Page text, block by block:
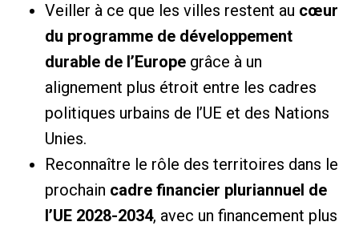
Veiller à ce que les villes restent au cœur
du programme de développement
durable de l’Europegrâce à un
alignement plus étroit entre les cadres
politiques urbains de l’UE et des Nations
Unies.
Reconnaître le rôle des territoires dans le
prochain cadre financier pluriannuel de
l’UE 2028-2034, avec un financement plus